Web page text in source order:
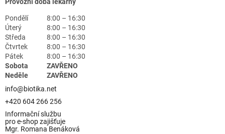
Provozní doba lékárny
Pondělí
8:00 – 16:30
Úterý
8:00 – 16:30
Středa
8:00 – 16:30
Čtvrtek
8:00 – 16:30
Pátek
8:00 – 16:30
Sobota
ZAVŘENO
Neděle
ZAVŘENO
info@biotika.net
+420 604 266 256
Informační službu
pro e-shop zajišťuje
Mgr. Romana Benáková